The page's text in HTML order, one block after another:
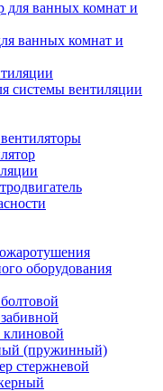
ванных комнат и
системы вентиляции
оборудования
(пружинный)
стержневой